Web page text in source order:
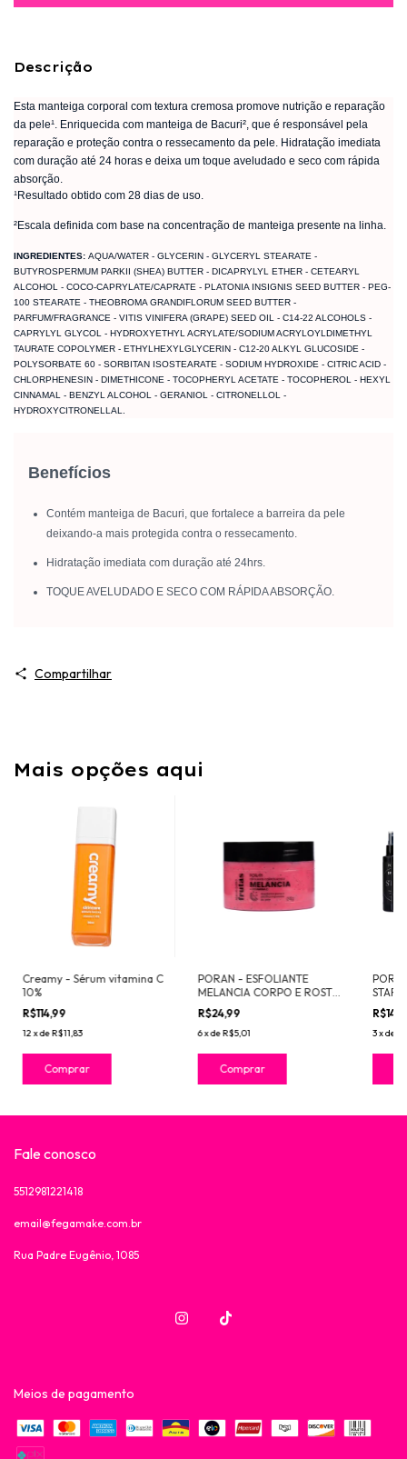
Descrição
Esta manteiga corporal com textura cremosa promove nutrição e reparação
da pele¹. Enriquecida com manteiga de Bacuri², que é responsável pela
reparação e proteção contra o ressecamento da pele. Hidratação imediata
com duração até 24 horas e deixa um toque aveludado e seco com rápida
absorção.
¹Resultado obtido com 28 dias de uso.
²Escala definida com base na concentração de manteiga presente na linha.
INGREDIENTES: AQUA/WATER - GLYCERIN - GLYCERYL STEARATE -
BUTYROSPERMUM PARKII (SHEA) BUTTER - DICAPRYLYL ETHER - CETEARYL
ALCOHOL - COCO-CAPRYLATE/CAPRATE - PLATONIA INSIGNIS SEED BUTTER - PEG-
100 STEARATE - THEOBROMA GRANDIFLORUM SEED BUTTER -
PARFUM/FRAGRANCE - VITIS VINIFERA (GRAPE) SEED OIL - C14-22 ALCOHOLS -
CAPRYLYL GLYCOL - HYDROXYETHYL ACRYLATE/SODIUM ACRYLOYLDIMETHYL
TAURATE COPOLYMER - ETHYLHEXYLGLYCERIN - C12-20 ALKYL GLUCOSIDE -
POLYSORBATE 60 - SORBITAN ISOSTEARATE - SODIUM HYDROXIDE - CITRIC ACID -
CHLORPHENESIN - DIMETHICONE - TOCOPHERYL ACETATE - TOCOPHEROL - HEXYL
CINNAMAL - BENZYL ALCOHOL - GERANIOL - CITRONELLOL -
HYDROXYCITRONELLAL.
Benefícios
Contém manteiga de Bacuri, que fortalece a barreira da pele
deixando-a mais protegida contra o ressecamento.
Hidratação imediata com duração até 24hrs.
TOQUE AVELUDADO E SECO COM RÁPIDA ABSORÇÃO.
Compartilhar
Mais opções aqui
Creamy - Sérum vitamina C
10%
R$114,99
12 xdeR$11,83
PORAN - ESFOLIANTE
MELANCIA CORPO E ROSTO
240G
R$24,99
6xdeR$5,01
STAR
3xde
Fale conosco
5512981221418
email@fegamake.com.br
Rua Padre Eugênio, 1085
Meios de pagamento